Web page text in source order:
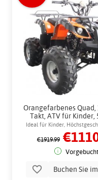
Orangefarbenes Quad,
Takt, ATV für Kinder,
Benzin +
Ideal für Kinder,
km/h
€1919.99
Vorgebucht
Buchen Sie